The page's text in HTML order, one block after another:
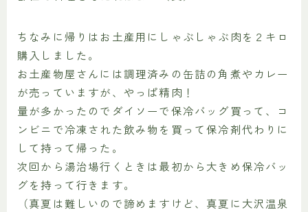
ちなみに帰りはお土産用にしゃぶしゃぶ肉を２キロ
購入しました。
お土産物屋さんには調理済みの缶詰の角煮やカレー
が売っていますが、やっぱ精肉！
量が多かったのでダイソーで保冷バッグ買って、コ
ンビニで冷凍された飲み物を買って保冷剤代わりに
して持って帰った。
次回から湯治場行くときは最初から大きめ保冷バッ
グを持って行きます。
（真夏は難しいので諦めますけど、真夏に大沢温泉